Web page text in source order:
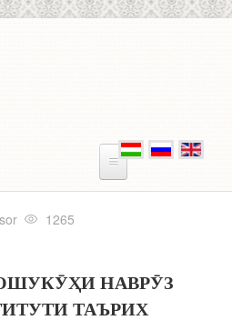
1265
ӮҲИ НАВРӮЗ
ТАЪРИХ